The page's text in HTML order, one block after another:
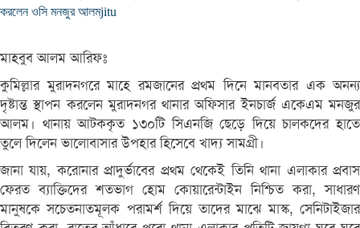
করলেন ওসি মনজুর আলমjitu
মাহবুব আলম আরিফঃ
কুমিল্লার মুরাদনগরে মাহে রমজানের প্রথম দিনে মানবতার এক অনন্য
দৃষ্টান্ত স্থাপন করলেন মুরাদনগর থানার অফিসার ইনচার্জ একেএম মনজুর
আলম। থানায় আটককৃত ১৩০টি সিএনজি ছেড়ে দিয়ে চালকদের হাতে
তুলে দিলেন ভালোবাসার উপহার হিসেবে খাদ্য সামগ্রী।
জানা যায়, করোনার প্রাদুর্ভাবের প্রথম থেকেই তিনি থানা এলাকার প্রবাস
ফেরত ব্যাক্তিদের শতভাগ হোম কোয়ারেন্টাইন নিশ্চিত করা, সাধারণ
মানুষকে সচেতনাতমূলক পরামর্শ দিয়ে তাদের মাঝে মাস্ক, সেনিটাইজার